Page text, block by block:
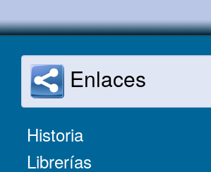
Enlaces
Historia
Librerías